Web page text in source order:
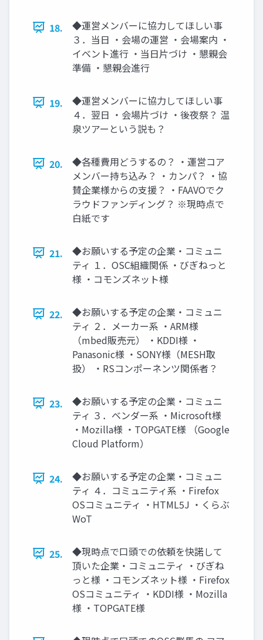
18.
◆運営メンバーに協力してほしい事
３．当日 ・会場の運営 ・会場案内 ・
イベント進行 ・当日片づけ ・懇親会
準備 ・懇親会進行
19.
◆運営メンバーに協力してほしい事
４．翌日 ・会場片づけ ・後夜祭？ 温
泉ツアーという説も？
20.
◆各種費用どうするの？ ・運営コア
メンバー持ち込み？ ・カンパ？ ・協
賛企業様からの支援？ ・FAAVOでク
ラウドファンディング？ ※現時点で
白紙です
21.
◆お願いする予定の企業・コミュニ
ティ １．OSC組織関係 ・びぎねっと
様 ・コモンズネット様
22.
◆お願いする予定の企業・コミュニ
ティ ２．メーカー系 ・ARM様
（mbed販売元） ・KDDI様 ・
Panasonic様 ・SONY様（MESH取
扱） ・RSコンポーネンツ関係者？
23.
◆お願いする予定の企業・コミュニ
ティ ３．ベンダー系 ・Microsoft様
・Mozilla様 ・TOPGATE様 （Google
Cloud Platform）
24.
◆お願いする予定の企業・コミュニ
ティ ４．コミュニティ系 ・Firefox
OSコミュニティ ・HTML5J ・くらぶ
WoT
25.
◆現時点で口頭での依頼を快諾して
頂いた企業・コミュニティ ・びぎね
っと様 ・コモンズネット様 ・Firefox
OSコミュニティ ・KDDI様 ・Mozilla
様 ・TOPGATE様